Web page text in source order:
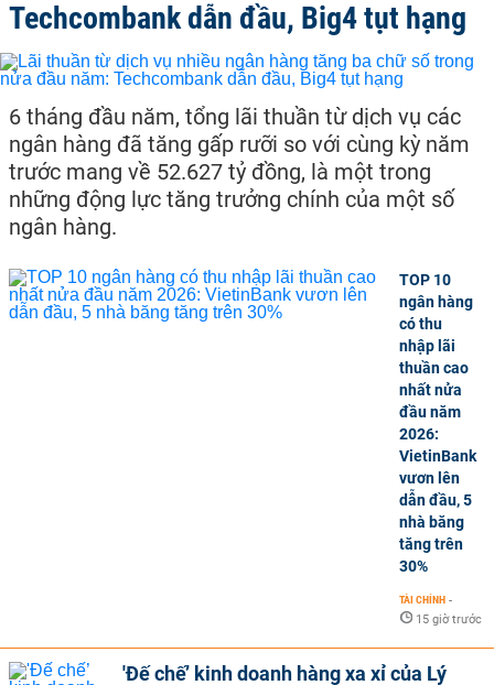
Techcombank dẫn đầu, Big4 tụt hạng
6 tháng đầu năm, tổng lãi thuần từ dịch vụ các
ngân hàng đã tăng gấp rưỡi so với cùng kỳ năm
trước mang về 52.627 tỷ đồng, là một trong
những động lực tăng trưởng chính của một số
ngân hàng.
TOP 10
ngân hàng
có thu
nhập lãi
thuần cao
nhất nửa
đầu năm
2026:
VietinBank
vươn lên
dẫn đầu, 5
nhà băng
tăng trên
30%
TÀI CHÍNH -
15 giờ trước
'Đế chế’ kinh doanh hàng xa xỉ của Lý